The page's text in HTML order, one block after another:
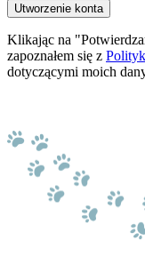
Utworzenie konta
Klikając na
zapoznałem się z
dotyczącymi moich